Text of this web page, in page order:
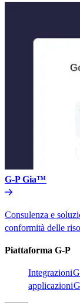
G-P Gia™​​
Consulenza e
conformità delle
Piattaforma G-P​​
Integrazioni​​
applicazioni​​